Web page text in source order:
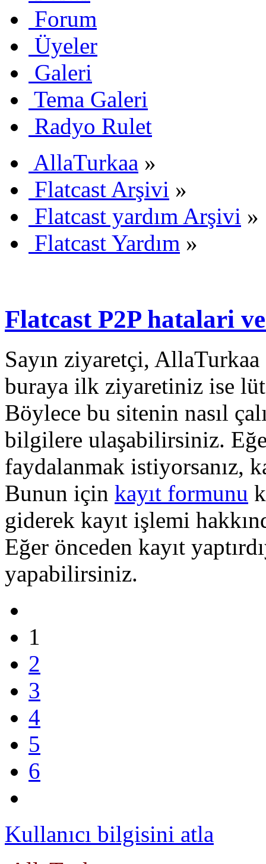
Forum
Üyeler
Galeri
Tema Galeri
Radyo Rulet
AllaTurkaa »
Flatcast Arşivi »
Flatcast yardım Arşivi »
Flatcast Yardım »
Flatcast P2P hatalari
Sayın ziyaretçi,
buraya ilk ziyaretiniz ise
Böylece bu sitenin nasıl
bilgilere ulaşabilirsiniz.
faydalanmak istiyorsanız,
Bunun için kayıt formunu
giderek kayıt işlemi
Eğer önceden kayıt
yapabilirsiniz.
1
2
3
4
5
6
Kullanıcı bilgisini atla